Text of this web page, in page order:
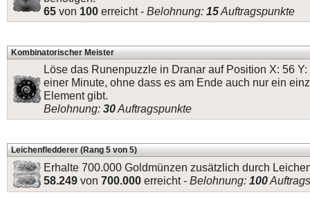
65 von 100 erreicht - Belohnung: 15Auftragspunkte
Kombinatorischer Meister
Löse das Runenpuzzle in Dranar auf Position X: 56
einer Minute, ohne dass es am Ende auch nur ein
Element gibt.
Belohnung: 30Auftragspunkte
Leichenfledderer (Rang 5 von 5)
Erhalte 700.000 Goldmünzen zusätzlich durch
58.249 von 700.000 erreicht - Belohnung: 100